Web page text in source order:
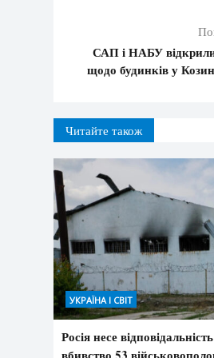
САП і НАБУ
щодо будинків у
Читайте також
УКРАЇНА І СВІТ
Росія несе